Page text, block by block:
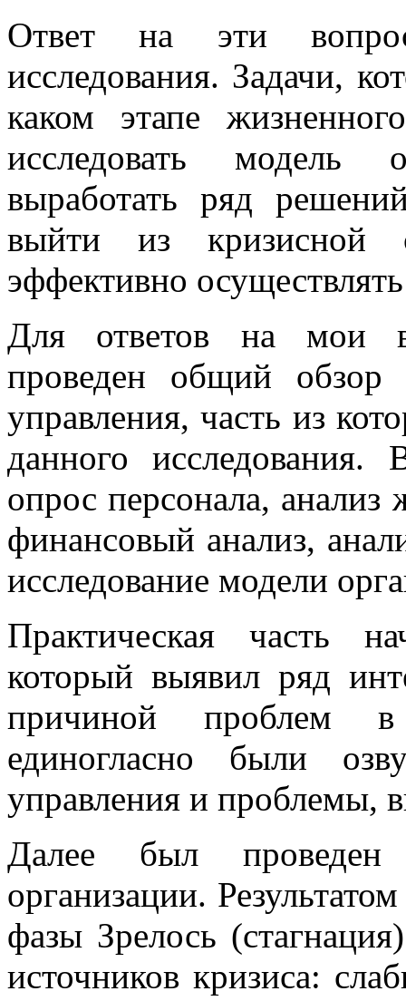
Ответ на эти
исследования. Задачи,
каком этапе
исследовать модель
выработать ряд
выйти из кризисной
эффективно
Для ответов на мои
проведен общий обзор
управления, часть из
данного
опрос персонала, анализ
финансовый анализ,
исследование модели
Практическая часть
который выявил ряд
причиной проблем в
единогласно были
управления и проблемы,
Далее был проведен
организации.
фазы Зрелось
источников кризиса: